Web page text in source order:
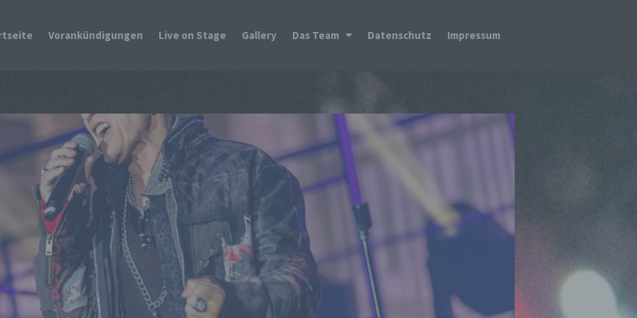
Vorankündigungen Live on Stage Gallery Das Team Datenschutz Impressum